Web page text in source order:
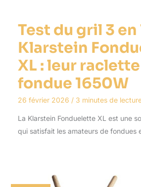
Test du gril 3 en
Klarstein
XL : leur
fondue 1650W
26 février 2026 / 3 minutes de
La Klarstein Fonduelette XL est une
qui satisfait les amateurs de fondues